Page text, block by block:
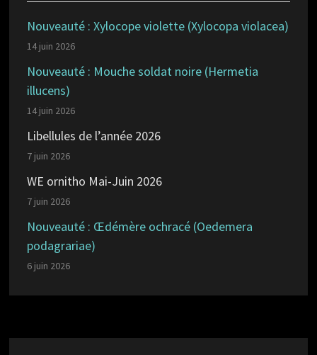
Nouveauté : Xylocope violette (Xylocopa violacea)
14 juin 2026
Nouveauté : Mouche soldat noire (Hermetia
illucens)
14 juin 2026
Libellules de l’année 2026
7 juin 2026
WE ornitho Mai-Juin 2026
7 juin 2026
Nouveauté : Œdémère ochracé (Oedemera
podagrariae)
6 juin 2026